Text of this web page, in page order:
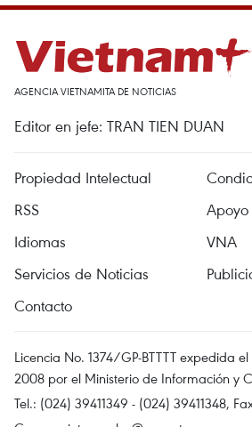
AGENCIA VIETNAMITA DE NOTICIAS
Editor en jefe: TRAN TIEN DUAN
Propiedad Intelectual
RSS
Apoyo
Idiomas
VNA
Servicios de Noticias
Contacto
Licencia No. 1374/GP-BTTTT expedida
2008 por el Ministerio de Información y
Tel.: (024) 39411349 - (024) 39411348,